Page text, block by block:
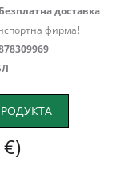
Безплатна доставка
фирма!